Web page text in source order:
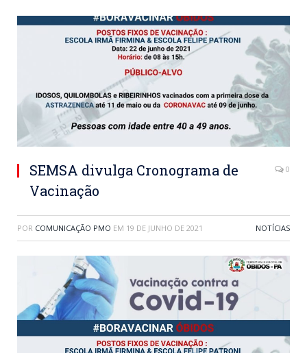
SEMSA divulga Cronograma de
Vacinação
0
POR COMUNICAÇÃO PMO EM 19 DE JUNHO DE 2021 NOTÍCIAS